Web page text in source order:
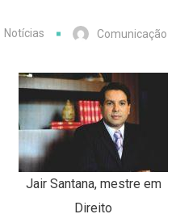
Notícias Comunicação
Jair Santana, mestre em
Direito